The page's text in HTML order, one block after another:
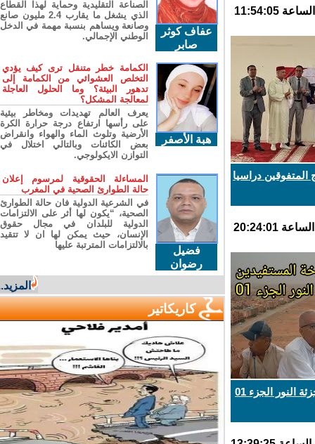
دراسيا
الجزء 01
عفاف كوثر
صابر
الصناعة التقليدية وحماية لهذا القطاع
الذي يشغل ما يقارب 2.4 مليون صانع
وصانعة ويساهم بنسبة مهمة في الدخل
الوطني الإجمالي.
هبة الأصفر
الكمامة خطر متنقل ترى كيف يؤدي
التخلص العشوائي من الكمامة إلى
تدهور البيئة؟ وما الحلول العاجلة
لمعالجة المشكل؟
يعرف العالم تهديدات ومخاطر بيئية
على رأسها ارتفاع درجة حرارة الكرة
الأرضية وتلوث الماء والهواء وانقراض
بعض الكائنات وبالتالي اختلال في
التوازن الايكولوجي.
فضيل
رضوان
المساءلة الحقوقية لمرسوم إعلان
حالة الطوارئ الصحية في المغرب
في الشرعية الدولية فان حالة الطوارئ
الصحية، “يكون لها أثر على الالتزامات
الدولية للبلدان في مجال حقوق
الإنسان، حيث يمكن لها ان لا تتقيد
بالالتزامات المترتبة عليها
المزيد...
كاريكاتير